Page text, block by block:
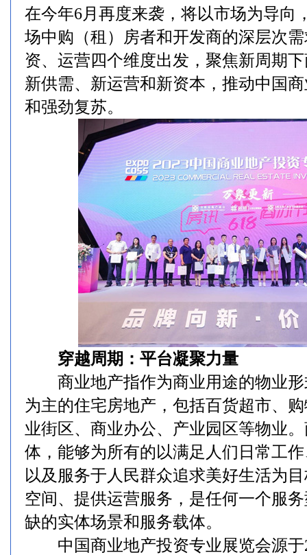
在今年6月再度来袭，将以市场为导向
场中购（租）房者和开发商的深层次
资、运营四个维度出发，聚焦新周期
新供需、新运营和新资本，推动中国
和强劲复苏。
穿越周期：平台凝聚力量
商业地产指作为商业用途的物业形
为主的住宅房地产，包括百货超市、
业街区、商业办公、产业园区等物业
体，能够为所有的以满足人们日常工
以及服务于人民群众追求美好生活为
空间、提供运营服务，是任何一个服
缺的实体场景和服务载体。
中国商业地产投资专业展览会源于